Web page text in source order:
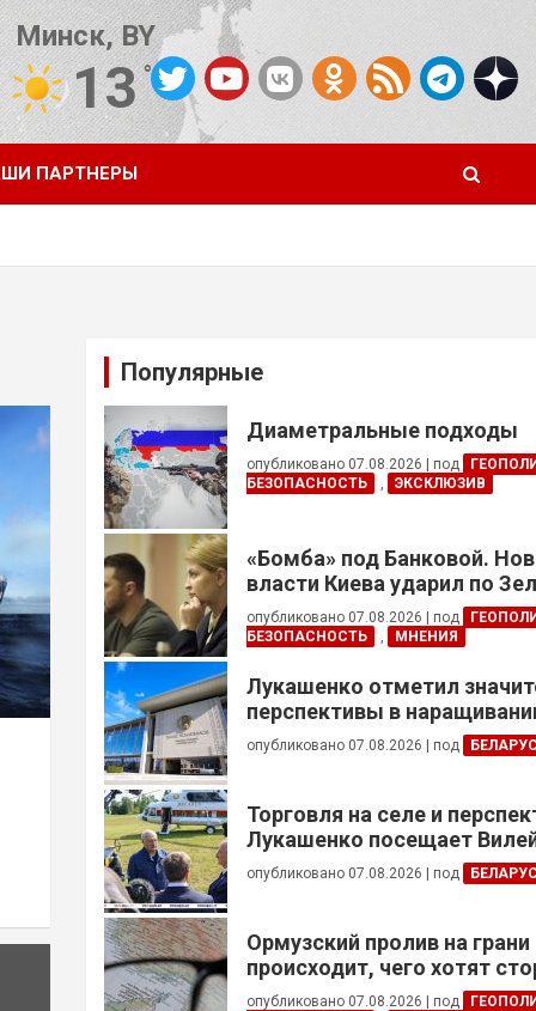
Минск, BY
13°C
от OpenWeatherMap
ПАРТНЕРЫ
Популярные
Диаметральные подходы
опубликовано 07.08.2026 под
БЕЗОПАСНОСТЬ
, ЭКСКЛЮЗИВ
«Бомба» под Банковой.
власти Киева ударил по
опубликовано 07.08.2026 под
БЕЗОПАСНОСТЬ
, МНЕНИЯ
Лукашенко отметил
перспективы в
реализации проектов с
опубликовано 07.08.2026 под
Торговля на селе и
Лукашенко посещает
опубликовано 07.08.2026 под
Ормузский пролив на
происходит, чего хотят
это приведет?
опубликовано 07.08.2026 под